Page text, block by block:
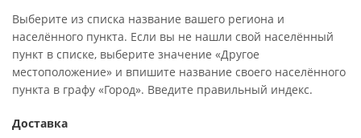
Выберите из списка название вашего региона и
населённого пункта. Если вы не нашли свой населённый
пункт в списке, выберите значение «Другое
местоположение» и впишите название своего населённого
пункта в графу «Город». Введите правильный индекс.
Доставка